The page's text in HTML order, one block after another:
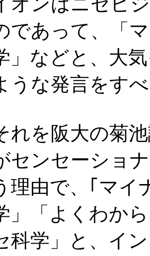
であって、「
」などと、大
うな発言をす
れを阪大の菊
センセーショ
理由で、｢マイ
」「よくわか
科学」と、イ